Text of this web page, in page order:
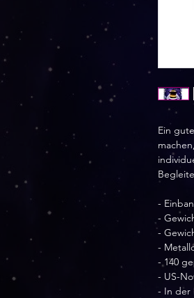
Ein
-
-
-
-
- 140
- US-
- In der